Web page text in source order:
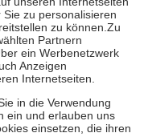
als die
Online-Apotheken.
beträgt die
zehn Euro je
eigene Gesundheit
Familie zu unterstützen,